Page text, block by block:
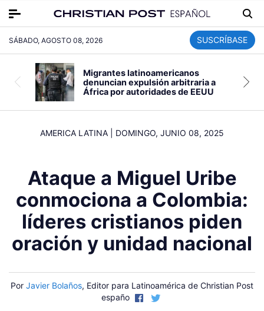
SÁBADO, AGOSTO 08, 2026 SUSCRÍBASE
Migrantes latinoamericanos
denuncian expulsión arbitraria a
África por autoridades de EEUU
AMERICA LATINA DOMINGO, JUNIO 08, 2025
Ataque a Miguel Uribe
conmociona a Colombia:
líderes cristianos piden
oración y unidad nacional
Por Javier Bolaños, Editor para Latinoamérica de Christian Post
españo